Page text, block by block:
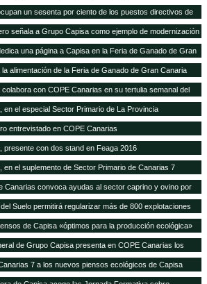
Social
un sesenta por ciento de los puestos directivos de
señala a Grupo Capisa como ejemplo de modernización
el Sector
una página a Capisa en la Feria de Ganado de Gran
alimentación de la Feria de Ganado de Gran Canaria
con COPE Canarias en su tertulia semanal del
en el especial Sector Primario de La Provincia
entrevistado en COPE Canarias
presente con dos stand en Feaga 2016
en el suplemento de Sector Primario de Canarias 7
Canarias convoca ayudas al sector caprino y ovino por
euros
Suelo permitirá regularizar más de 800 explotaciones
de Capisa «óptimos para la producción ecológica»
de Grupo Capisa presenta en COPE Canarias los
ecológicos
7 a los nuevos piensos ecológicos de Capisa